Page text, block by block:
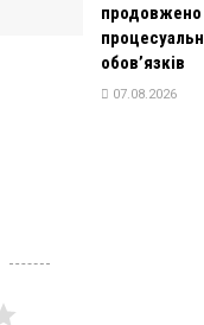
продовжено
обов’язків
07.08.2026